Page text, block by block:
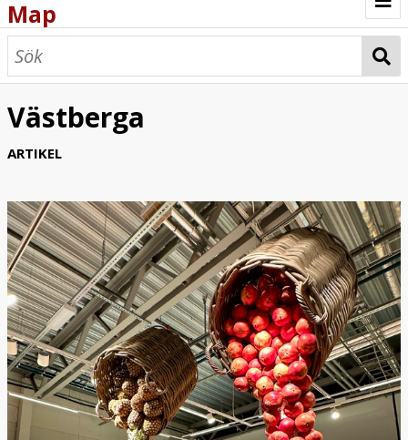
Map
Browse
Map
Västberga
ARTIKEL